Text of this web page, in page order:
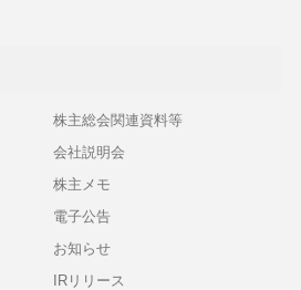
株主総会関連資料等
会社説明会
株主メモ
電子公告
お知らせ
IRリリース